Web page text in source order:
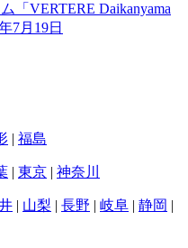
「VERTERE Daikanyama
7月19日
| 福島
| 東京 | 神奈川
| 山梨 | 長野 | 岐阜 | 静岡 |